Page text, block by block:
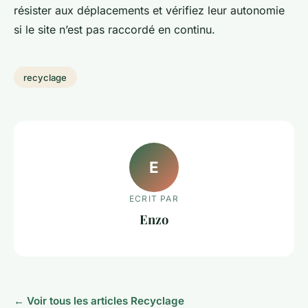
résister aux déplacements et vérifiez leur autonomie
si le site n’est pas raccordé en continu.
recyclage
E
ECRIT PAR
Enzo
← Voir tous les articles Recyclage